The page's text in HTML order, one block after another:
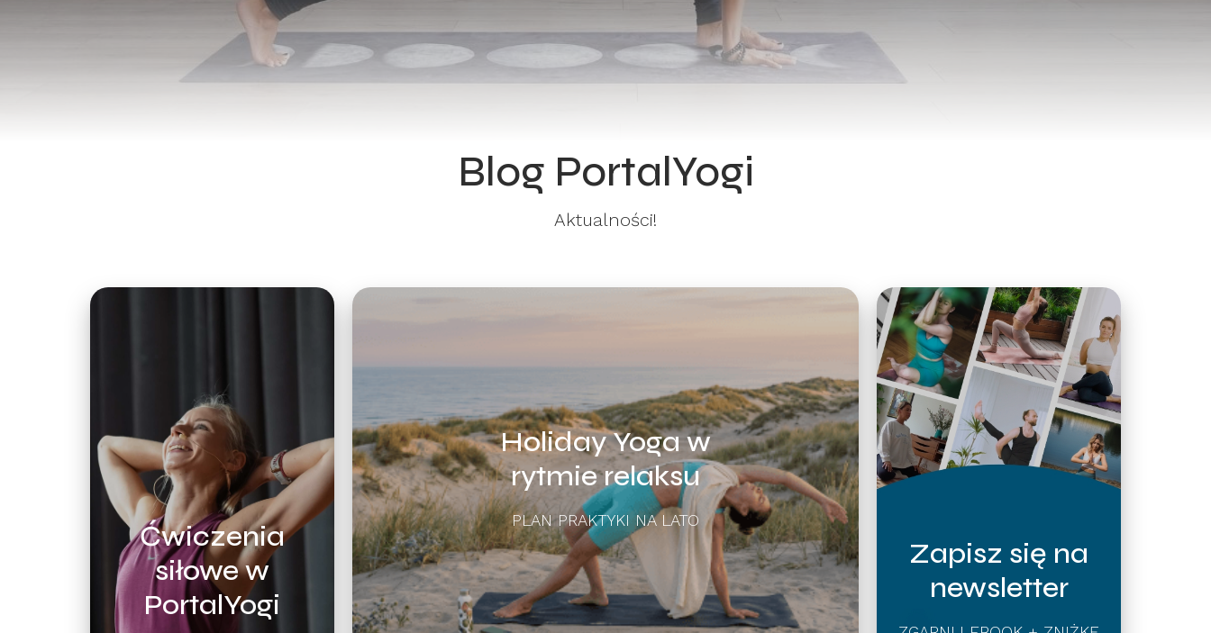
Blog PortalYogi
Aktualności!
Ćwiczenia
siłowe w
PortalYogi
Holiday Yoga w
rytmie relaksu
PLAN PRAKTYKI NA LATO
Zapisz się na
newsletter